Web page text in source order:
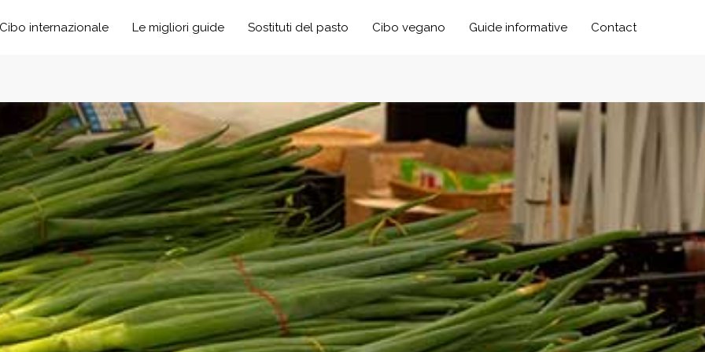
Cibo internazionale Le migliori guide Sostituti del pasto Cibo vegano Guide informative Contact